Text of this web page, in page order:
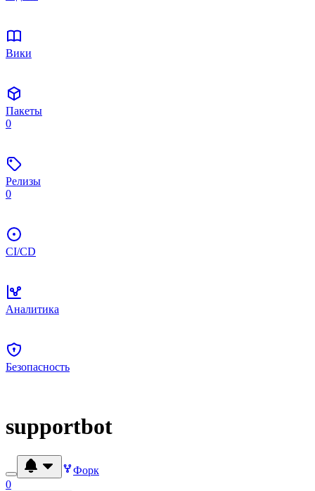
Вики
Пакеты
0
Релизы
0
CI/CD
Аналитика
Безопасность
supportbot
Форк
0